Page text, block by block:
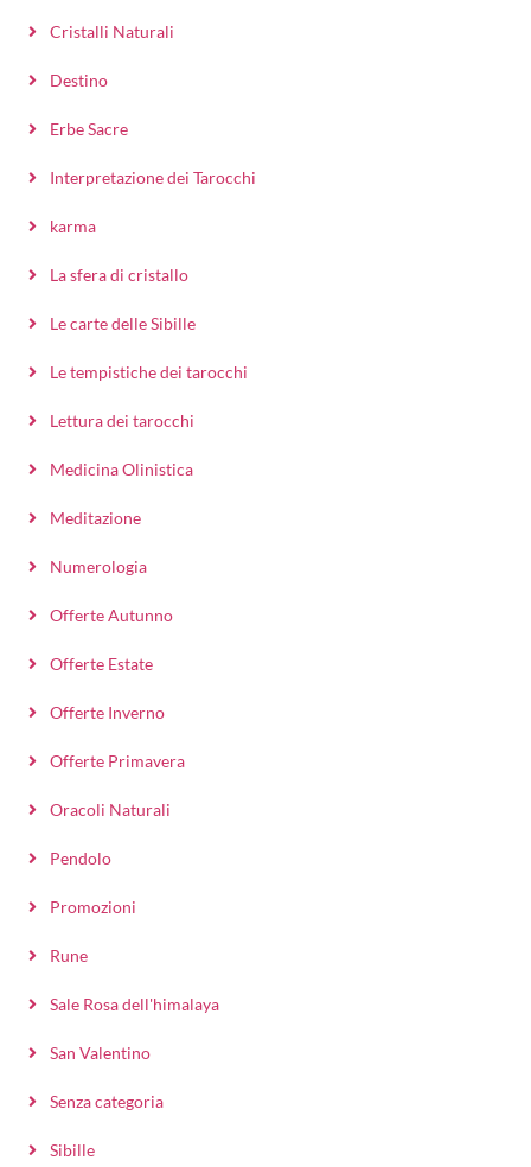
Cristalli Naturali
Destino
Erbe Sacre
Interpretazione dei Tarocchi
karma
La sfera di cristallo
Le carte delle Sibille
Le tempistiche dei tarocchi
Lettura dei tarocchi
Medicina Olinistica
Meditazione
Numerologia
Offerte Autunno
Offerte Estate
Offerte Inverno
Offerte Primavera
Oracoli Naturali
Pendolo
Promozioni
Rune
Sale Rosa dell'himalaya
San Valentino
Senza categoria
Sibille